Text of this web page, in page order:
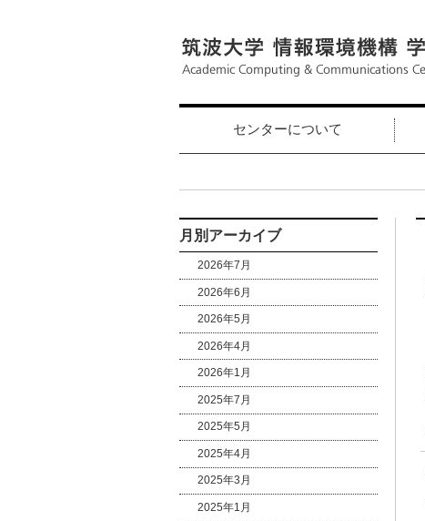
センターについて
月別アーカイブ
2026年7月
2026年6月
2026年5月
2026年4月
2026年1月
2025年7月
2025年5月
2025年4月
2025年3月
2025年1月